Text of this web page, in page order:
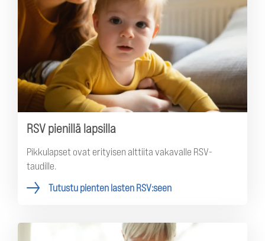
RSV pienillä lapsilla
Pikkulapset ovat erityisen alttiita vakavalle RSV-
taudille.
Tutustu pienten lasten RSV:seen